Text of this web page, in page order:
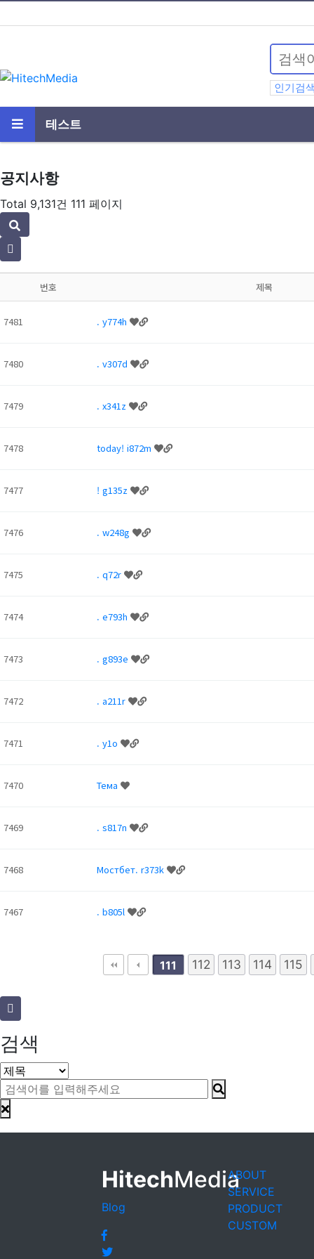
인기검
테스트
공지사항
Total 9,131건 111 페이지
번호 제목
7481 . y774h
7480 . v307d
7479 . x341z
7478 today! i872m
7477 ! g135z
7476 . w248g
7475 . q72r
7474 . e793h
7473 . g893e
7472 . a211r
7471 . y1o
7470 Тема
7469 . s817n
7468 Мостбет. r373k
7467 . b805l
111 112 113 114 115
다음맨끝
검색
HitechMedia
Blog
ABOUT
SERVICE
PRODUCT
CUSTOM